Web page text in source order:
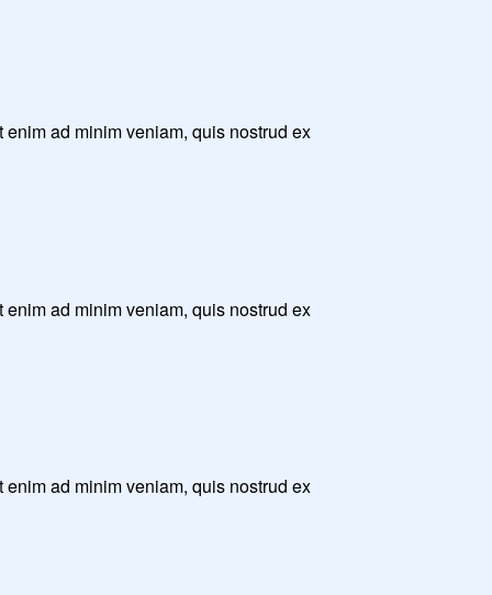
ad minim veniam, quis nostrud ex
ad minim veniam, quis nostrud ex
ad minim veniam, quis nostrud ex